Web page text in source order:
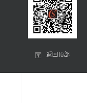
返回顶部